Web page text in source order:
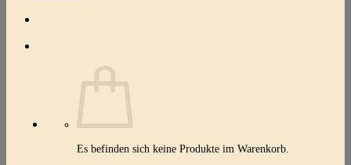
Es befinden sich keine Produkte im Warenkorb.